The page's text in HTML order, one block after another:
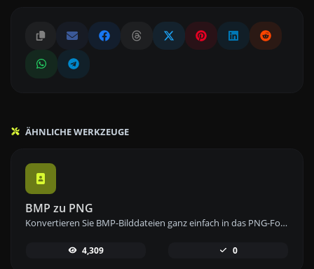
ÄHNLICHE WERKZEUGE
BMP zu PNG
Konvertieren Sie BMP-Bilddateien ganz einfach in das PNG-Format mit unserem BMP-zu-PNG-Konverter-Tool für hochwertige Bilder.
4,309 0